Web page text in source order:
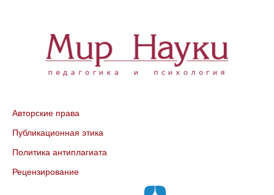
Авторские права
Публикационная этика
Политика антиплагиата
Рецензирование